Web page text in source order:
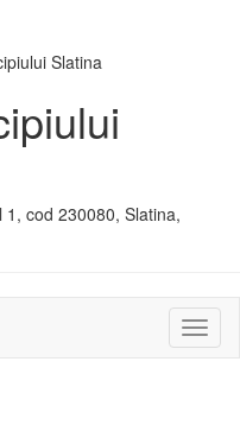
cod 230080, Slatina,
sau